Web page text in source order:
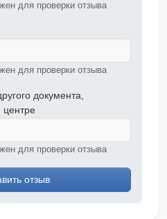
для проверки отзыва
для проверки отзыва
документа,
центре
для проверки отзыва
отзыв